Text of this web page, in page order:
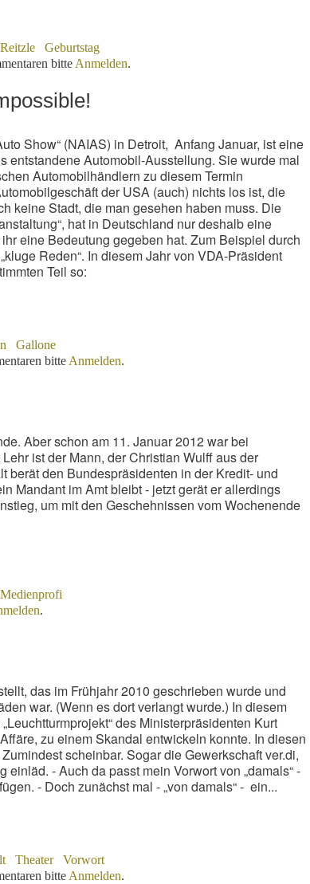
Reitzle
Geburtstag
bitte Anmelden.
Show“ (NAIAS) in Detroit, Anfang Januar, ist eine
entstandene Automobil-Ausstellung. Sie wurde mal
Automobilhändlern zu diesem Termin
der USA (auch) nichts los ist, die
keine Stadt, die man gesehen haben muss. Die
hat in Deutschland nur deshalb eine
eine Bedeutung gegeben hat. Zum Beispiel durch
Reden“. In diesem Jahr von VDA-Präsident
Teil so:
Gallone
bitte Anmelden.
Aber schon am 11. Januar 2012 war bei
ist der Mann, der Christian Wulff aus der
berät den Bundespräsidenten in der Kredit- und
Mandant im Amt bleibt - jetzt gerät er allerdings
um mit den Geschehnissen vom Wochenende
Medienprofi
.
das im Frühjahr 2010 geschrieben wurde und
war. (Wenn es dort verlangt wurde.) In diesem
des Ministerpräsidenten Kurt
zu einem Skandal entwickeln konnte. In diesen
scheinbar. Sogar die Gewerkschaft ver.di,
- Auch da passt mein Vorwort von „damals“ -
- Doch zunächst mal - „von damals“ - ein...
Theater
Vorwort
bitte Anmelden.